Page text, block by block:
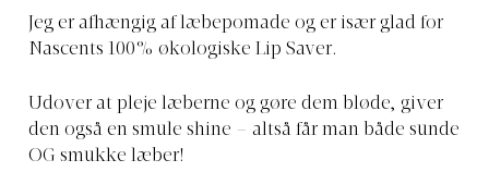
Jeg er afhængig af læbepomade og er især glad for
Nascents 100% økologiske Lip Saver.
Udover at pleje læberne og gøre dem bløde, giver
den også en smule shine – altså får man både sunde
OG smukke læber!